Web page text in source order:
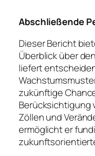
Abschließende
Dieser Bericht
Überblick über
liefert
zukünftige
Berücksichtigung
Zöllen und
ermöglicht er